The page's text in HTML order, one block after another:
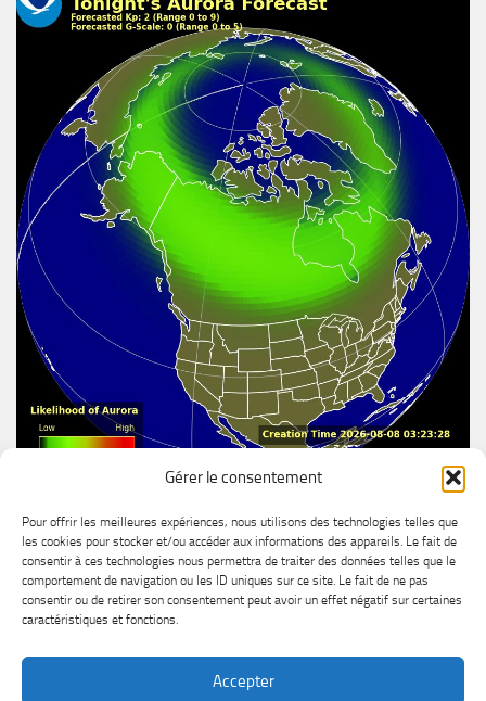
Gérer le consentement
Pour offrir les meilleures expériences, nous utilisons des technologies telles que
les cookies pour stocker et/ou accéder aux informations des appareils. Le fait de
consentir à ces technologies nous permettra de traiter des données telles que le
comportement de navigation ou les ID uniques sur ce site. Le fait de ne pas
consentir ou de retirer son consentement peut avoir un effet négatif sur certaines
caractéristiques et fonctions.
Accepter